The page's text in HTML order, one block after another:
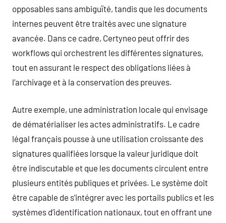
opposables sans ambiguïté, tandis que les documents
internes peuvent être traités avec une signature
avancée. Dans ce cadre, Certyneo peut offrir des
workflows qui orchestrent les différentes signatures,
tout en assurant le respect des obligations liées à
l’archivage et à la conservation des preuves.
Autre exemple, une administration locale qui envisage
de dématérialiser les actes administratifs. Le cadre
légal français pousse à une utilisation croissante des
signatures qualifiées lorsque la valeur juridique doit
être indiscutable et que les documents circulent entre
plusieurs entités publiques et privées. Le système doit
être capable de s’intégrer avec les portails publics et les
systèmes d’identification nationaux, tout en offrant une